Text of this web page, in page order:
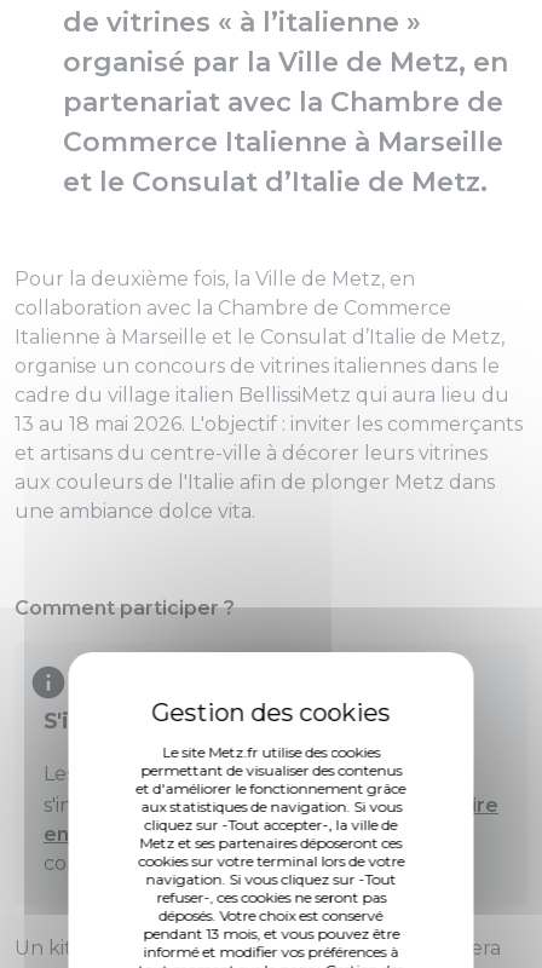
Le site Metz.fr utilise des cookies
permettant de visualiser des contenus
et d'améliorer le fonctionnement grâce
aux statistiques de navigation. Si vous
cliquez sur -Tout accepter-, la ville de
Metz et ses partenaires déposeront ces
cookies sur votre terminal lors de votre
navigation. Si vous cliquez sur -Tout
refuser-, ces cookies ne seront pas
déposés. Votre choix est conservé
pendant 13 mois, et vous pouvez être
informé et modifier vos préférences à
de vitrines « à l’italienne »
organisé par la Ville de Metz, en
partenariat avec la Chambre de
Commerce Italienne à Marseille
et le Consulat d’Italie de Metz.
Pour la deuxième fois, la Ville de Metz, en
collaboration avec la Chambre de Commerce
Italienne à Marseille et le Consulat d’Italie de Metz,
organise un concours de vitrines italiennes dans le
cadre du village italien BellissiMetz qui aura lieu du
13 au 18 mai 2026. L'objectif : inviter les commerçants
et artisans du centre-ville à décorer leurs vitrines
aux couleurs de l'Italie afin de plonger Metz dans
une ambiance dolce vita.
Comment participer ?
S'inscrire au concours
Les participants devront obligatoirement
s'inscrire
avant le 1ermai 2026 via leformulaire
en ligne
. Une seule inscription sera prise en
compte par commerce.
Un kit avec quelques éléments de décoration sera